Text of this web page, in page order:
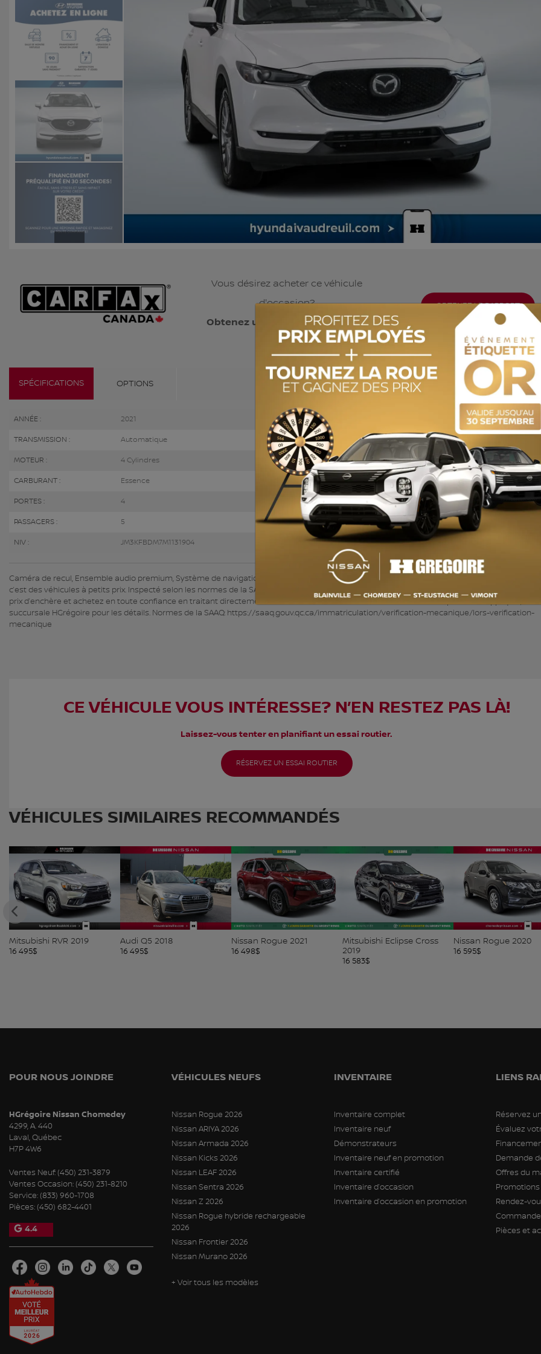
Vous désirez acheter ce véhicule
d'occasion?
Obtenez un historique complet.
OBTENEZ LE RAPPORT
SPÉCIFICATIONS OPTIONS
ANNÉE : 2021 ODOMÈTRE:
TRANSMISSION : Automatique MOTRICITÉ : Traction intégrale
MOTEUR : 4 Cylindres MOTEUR (L) : 2.5
CARBURANT : Essence COULEUR EXTÉRIEUR : Blanc (25D)
PORTES : 4 COULEUR INTÉRIEUR: Noir
PASSAGERS : 5 NUMÉRO DE STOCK : YW176
NIV : JM3KFBDM7M1131904
Caméra de recul, Ensemble audio premium, Système de navigation, Apple Carplay, Bluetooth, Sièges Chauffants, Sièges Ventilés HGrégoire
c’est des véhicules à petits prix. Inspecté selon les normes de la SAAQ, le prix écono reflète l’état mécanique et esthétique du véhicule.
prix d’enchère et achetez en toute confiance en traitant directement avec le leader au Québec. Certaines conditions peuvent s’appliquer,
succursale HGrégoire pour les détails. Normes de la SAAQ: https://saaq.gouv.qc.ca/immatriculation/verification-mecanique/lors-verification-
mecanique
CE VÉHICULE VOUS INTÉRESSE? N’EN RESTEZ PAS LÀ!
Laissez-vous tenter en planifiant un essai routier.
RÉSERVEZ UN ESSAI ROUTIER
VÉHICULES SIMILAIRES RECOMMANDÉS
Audi Q5 2018
16 495$
Nissan Rogue 2021
16 498$
Mitsubishi Eclipse Cross
2019
Nissan Rogue 2020
16 595
Honda CRV 2016
16 604$
POUR NOUS JOINDRE
HGrégoire Nissan Chomedey
4299, A. 440
Laval,Québec
H7P 4W6
Ventes Neuf: (450) 231-3879
Ventes Occasion: (450) 231-8210
Service: (833) 960-1708
Pièces: (450) 682-4401
4.4
VÉHICULES NEUFS
Nissan Rogue 2026
Nissan ARIYA 2026
Nissan Armada 2026
Nissan Kicks 2026
Nissan LEAF 2026
Nissan Sentra 2026
Nissan Z 2026
Nissan Rogue hybride rechargeable
2026
Nissan Frontier 2026
Nissan Murano 2026
+ Voir tous les modèles
INVENTAIRE
Inventaire complet
Inventaire neuf
Démonstrateurs
Inventaire neuf en promotion
Inventaire certifié
Inventaire d’occasion
Inventaire d’occasion en promotion
LIENS
Réservez
Évaluez
Demande
Offres du
Rendez-
Pièces et